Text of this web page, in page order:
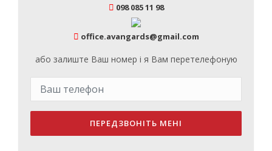
098 085 11 98
office.avangards@gmail.com
або залиште Ваш номер і я Вам перетелефоную
ПЕРЕДЗВОНІТЬ МЕНІ